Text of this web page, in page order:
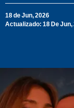
18 de Jun, 2026
Actualizado: 18 De Jun,